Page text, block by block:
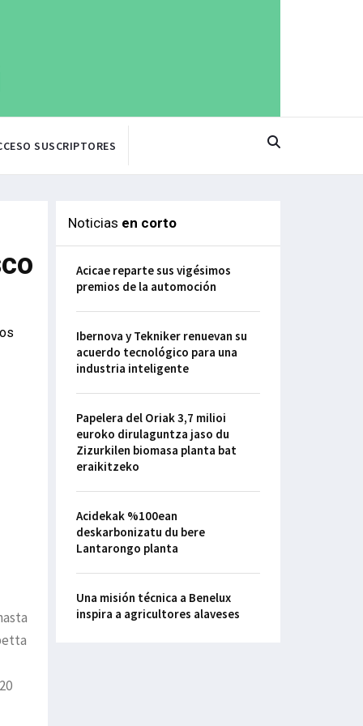
SUSCRIPTORES
Noticias en corto
Acicae reparte sus vigésimos
premios de la automoción
Ibernova y Tekniker renuevan su
acuerdo tecnológico para una
industria inteligente
Papelera del Oriak 3,7 milioi
euroko dirulaguntza jaso du
Zizurkilen biomasa planta bat
eraikitzeko
Acidekak %100ean
deskarbonizatu du bere
Lantarongo planta
Una misión técnica a Benelux
inspira a agricultores alaveses